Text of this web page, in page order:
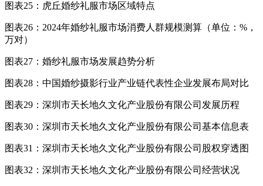
图表25：虎丘婚纱礼服市场区域特点
图表26：2024年婚纱礼服市场消费人群规模测算（单位：%，
万对）
图表27：婚纱礼服市场发展趋势分析
图表28：中国婚纱摄影行业产业链代表性企业发展布局对比
图表29：深圳市天长地久文化产业股份有限公司发展历程
图表30：深圳市天长地久文化产业股份有限公司基本信息表
图表31：深圳市天长地久文化产业股份有限公司股权穿透图
图表32：深圳市天长地久文化产业股份有限公司经营状况